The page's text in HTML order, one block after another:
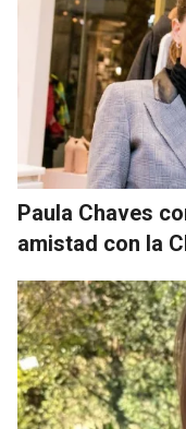
Paula Chaves
amistad con la